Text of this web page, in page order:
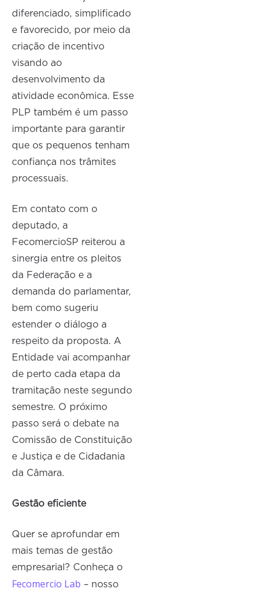
diferenciado, simplificado
e favorecido, por meio da
criação de incentivo
visando ao
desenvolvimento da
atividade econômica. Esse
PLP também é um passo
importante para garantir
que os pequenos tenham
confiança nos trâmites
processuais.
Em contato com o
deputado, a
FecomercioSP reiterou a
sinergia entre os pleitos
da Federação e a
demanda do parlamentar,
bem como sugeriu
estender o diálogo a
respeito da proposta. A
Entidade vai acompanhar
de perto cada etapa da
tramitação neste segundo
semestre. O próximo
passo será o debate na
Comissão de Constituição
e Justiça e de Cidadania
da Câmara.
Gestão eficiente
Quer se aprofundar em
mais temas de gestão
empresarial? Conheça o
Fecomercio Lab – nosso